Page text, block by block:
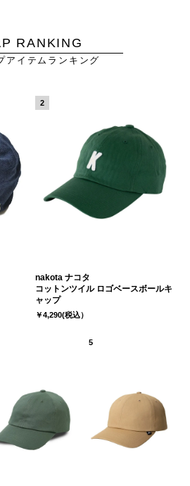
RANKING
アイテムランキング
nakota ナコタ
コットンツイル ロゴベースボールキ
ャップ
￥4,290(税込）